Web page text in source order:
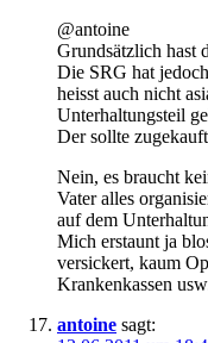
@antoine
Grundsätzlich hast
Die SRG hat
heisst auch nicht
Unterhaltungsteil
Der sollte
Nein, es braucht
Vater alles
auf dem
Mich erstaunt ja
versickert, kaum
Krankenkassen
antoine sagt: